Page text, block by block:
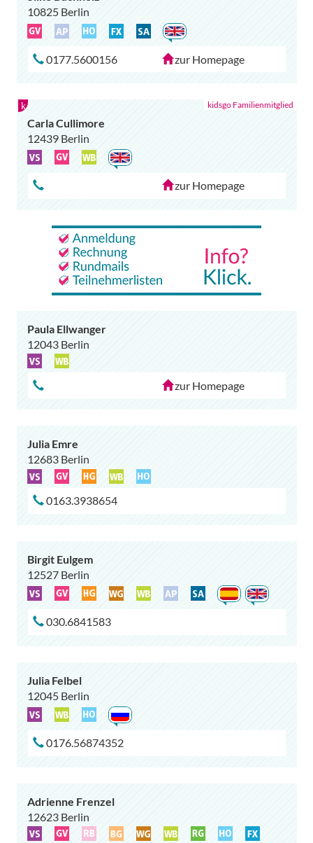
10825 Berlin
0177.5600156 zur Homepage
Carla Cullimore
12439 Berlin
zur Homepage
Paula Ellwanger
12043 Berlin
zur Homepage
Julia Emre
12683 Berlin
0163.3938654
Birgit Eulgem
12527 Berlin
030.6841583
Julia Felbel
12045 Berlin
0176.56874352
Adrienne Frenzel
12623 Berlin